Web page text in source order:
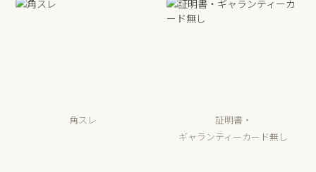
角スレ
証明書・
ギャランティーカード無し